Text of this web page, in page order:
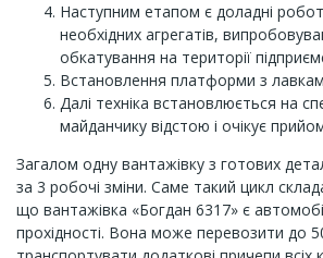
Наступним етапом є доладні
необхідних агрегатів,
обкатування на території
Встановлення платформи з
Далі техніка встановлюється на
майданчику відстою і очікує
Загалом одну вантажівку з готових
за 3 робочі зміни. Саме такий цикл
що вантажівка «Богдан 6317» є
прохідності. Вона може перевозити до